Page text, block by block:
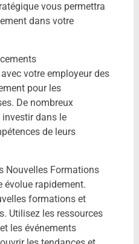
vous permettra
dans votre
votre employeur des
pour les
De nombreux
dans le
de leurs
Nouvelles Formations
évolue rapidement.
formations et
Utilisez les ressources
les événements